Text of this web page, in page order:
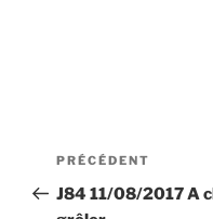
Navigation
de
Article
précédent
PRÉCÉDENT
J84 11/08/2017 A